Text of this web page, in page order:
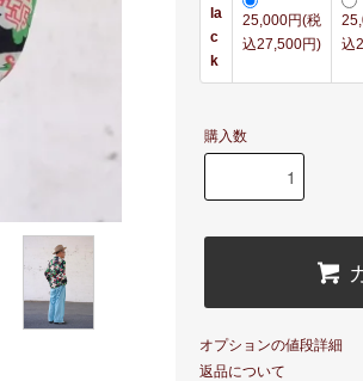
la
c
k
25,000円(税
込27,500円)
込
購入数
オプションの値段詳細
返品について